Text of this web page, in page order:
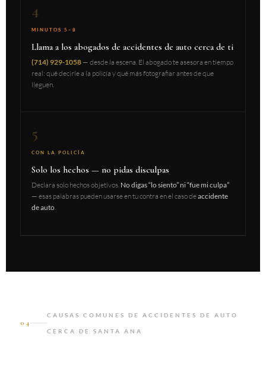
4
MINUTOS 5–8
Llama a los abogados de accidentes de auto cerca de ti
(714) 929-1058 — desde la escena. El abogado te asesora en tiempo
real: qué decirle a la policía y qué más fotografiar antes de que
lleguen.
5
CON LA POLICÍA
Solo los hechos — no pidas disculpas
Declara solo hechos objetivos. No digas “lo siento” ni “fue mi culpa”
— esas palabras pueden usarse en tu contra en el caso deaccidente
de auto.
04
CAUSAS COMUNES DE ACCIDENTES DE AUTO
CERCA DE SANTA ANA